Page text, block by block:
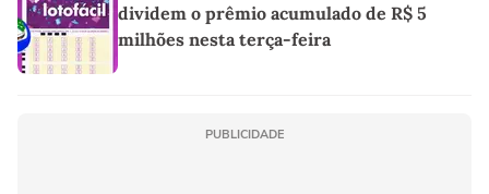
dividem o prêmio acumulado de R$ 5
milhões nesta terça-feira
PUBLICIDADE